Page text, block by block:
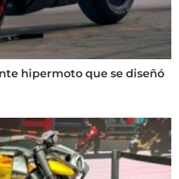
hipermoto que se diseñó